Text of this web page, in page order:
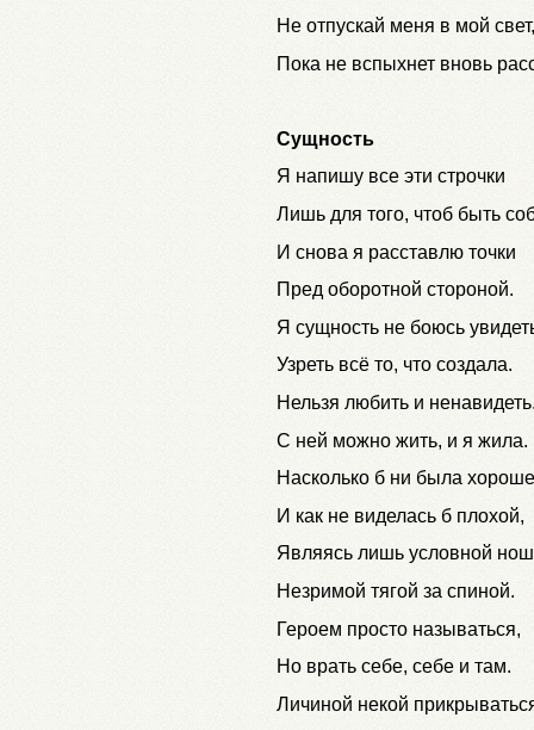
Не отпускай меня в мой свет,
Пока не вспыхнет вновь
Сущность
Я напишу все эти строчки
Лишь для того, чтоб быть
И снова я расставлю точки
Пред оборотной стороной.
Я сущность не боюсь
Узреть всё то, что создала.
Нельзя любить и
С ней можно жить, и я жила.
Насколько б ни была
И как не виделась б плохой,
Являясь лишь условной
Незримой тягой за спиной.
Героем просто называться,
Но врать себе, себе и там.
Личиной некой